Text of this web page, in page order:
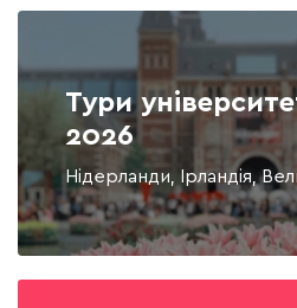
Тури
2026
Нідерланди, Ірландія,